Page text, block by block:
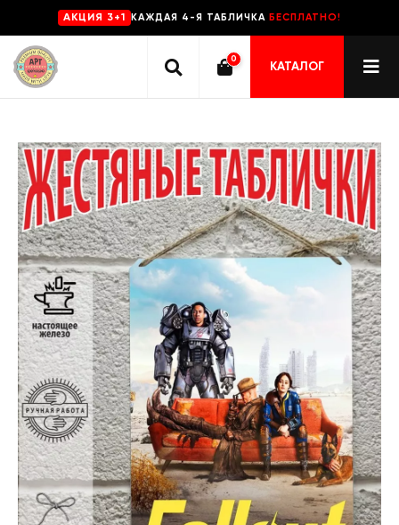
AKЦИЯ 3+1 КАЖДАЯ 4-Я ТАБЛИЧКА БЕСПЛАТНО!
0
КАТАЛОГ